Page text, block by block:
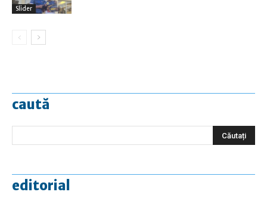
Slider
caută
editorial